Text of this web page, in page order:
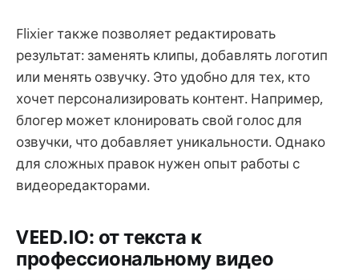
Flixier также позволяет редактировать
результат: заменять клипы, добавлять логотип
или менять озвучку. Это удобно для тех, кто
хочет персонализировать контент. Например,
блогер может клонировать свой голос для
озвучки, что добавляет уникальности. Однако
для сложных правок нужен опыт работы с
видеоредакторами.
VEED.IO: от текста к
профессиональному видео